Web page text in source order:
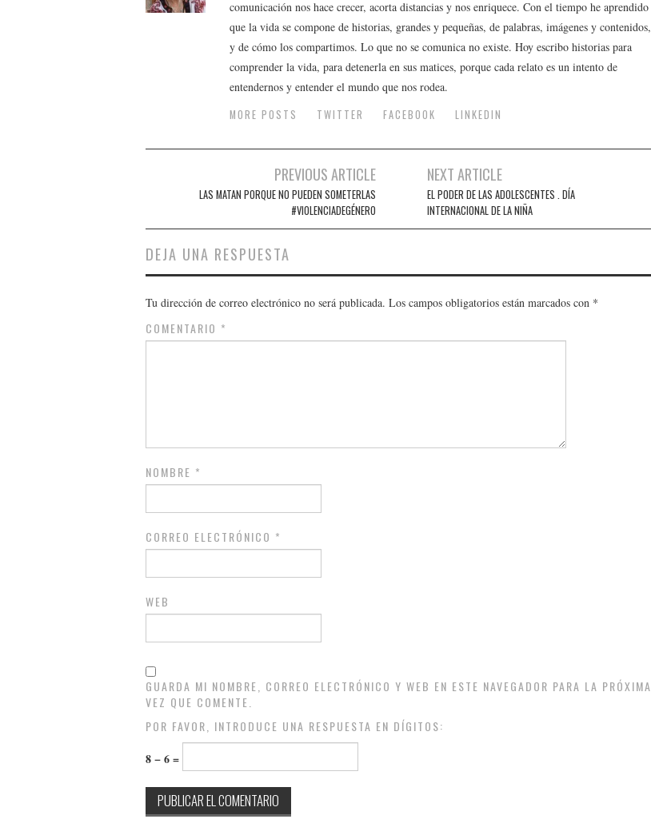
comunicación nos hace crecer, acorta distancias y nos enriquece. Con el tiempo he aprendido
que la vida se compone de historias, grandes y pequeñas, de palabras, imágenes y contenidos,
y de cómo los compartimos. Lo que no se comunica no existe. Hoy escribo historias para
comprender la vida, para detenerla en sus matices, porque cada relato es un intento de
entendernos y entender el mundo que nos rodea.
MORE POSTS
TWITTER FACEBOOK LINKEDIN
PREVIOUS ARTICLE
LAS MATAN PORQUE NO PUEDEN SOMETERLAS
#VIOLENCIADEGÉNERO
NEXT ARTICLE
EL PODER DE LAS ADOLESCENTES . DÍA
INTERNACIONAL DE LA NIÑA
DEJA UNA RESPUESTA
Tu dirección de correo electrónico no será publicada. Los campos obligatorios están marcados con *
COMENTARIO *
NOMBRE *
CORREO ELECTRÓNICO *
WEB
GUARDA MI NOMBRE, CORREO ELECTRÓNICO Y WEB EN ESTE NAVEGADOR PARA LA PRÓXIMA
VEZ QUE COMENTE.
POR FAVOR, INTRODUCE UNA RESPUESTA EN DÍGITOS:
8 − 6 =